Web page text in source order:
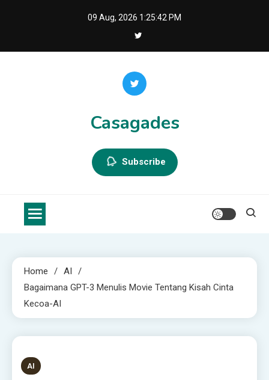
09 Aug, 2026 1:25:42 PM
Casagades
Subscribe
Home
AI
Bagaimana GPT-3 Menulis Movie Tentang Kisah Cinta
Kecoa-AI
3 MINS READ
AI